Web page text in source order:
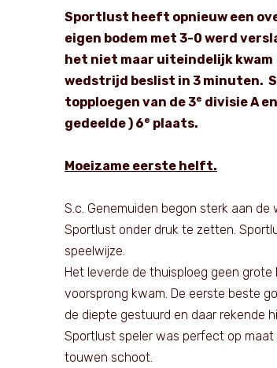
Sportlust heeft opnieuw een
eigen bodem met 3-0 werd
het niet maar uiteindelijk kwam
wedstrijd beslist in 3 minuten.
topploegen van de 3e divisie A
gedeelde ) 6e plaats.
Moeizame eerste helft.
S.c. Genemuiden begon sterk aan
Sportlust onder druk te zetten.
speelwijze.
Het leverde de thuisploeg geen
voorsprong kwam. De eerste beste
de diepte gestuurd en daar rekende
Sportlust speler was perfect op maat
touwen schoot.